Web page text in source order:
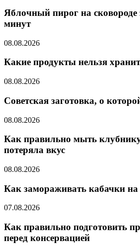
Яблочный пирог на сковороде
минут
08.08.2026
Какие продукты нельзя
08.08.2026
Советская заготовка, о
08.08.2026
Как правильно мыть
потеряла вкус
08.08.2026
Как замораживать кабачки на
07.08.2026
Как правильно подготовить
перед консервацией